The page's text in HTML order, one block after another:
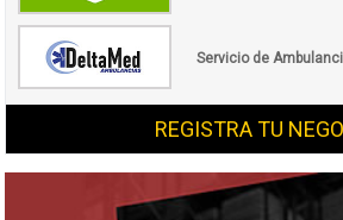
Servicio de
REGISTRA TU